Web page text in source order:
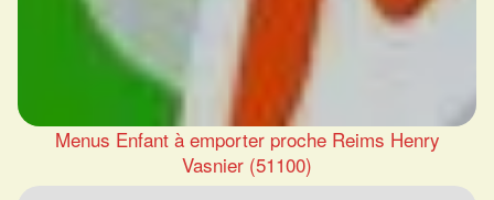
Menus Enfant à emporter proche Reims Henry
Vasnier (51100)